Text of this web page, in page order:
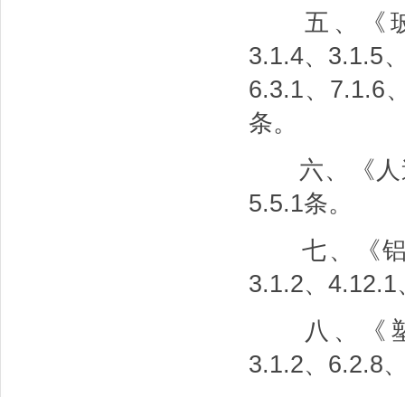
五、《玻
3.1.4、3.1.5
6.3.1、7.1.6
条。
六、《人造
5.5.1条。
七、《铝
3.1.2、
八、《塑
3.1.2、6.2.8